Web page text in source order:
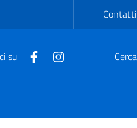
Contatti
su Cerca